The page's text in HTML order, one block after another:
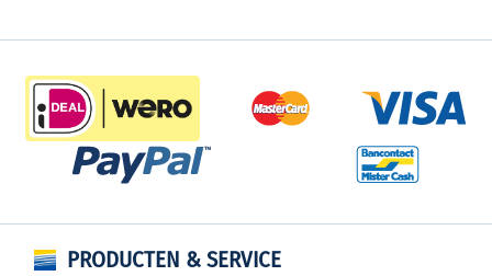
PRODUCTEN & SERVICE